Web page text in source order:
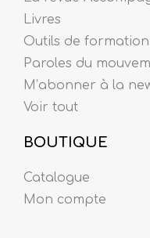
Livres
Outils de formation
Paroles du
M’abonner à la
Voir tout
BOUTIQUE
Catalogue
Mon compte